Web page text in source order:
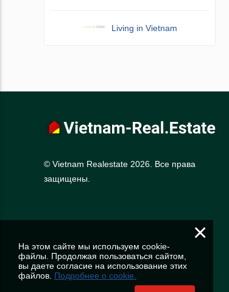
Living in Vietnam
© Vietnam Realestate 2026. Все права
защищены.
×
На этом сайте мы используем cookie-
файлы. Продолжая пользоваться сайтом,
вы даете согласие на использование этих
файлов. Подробнее о cookie.